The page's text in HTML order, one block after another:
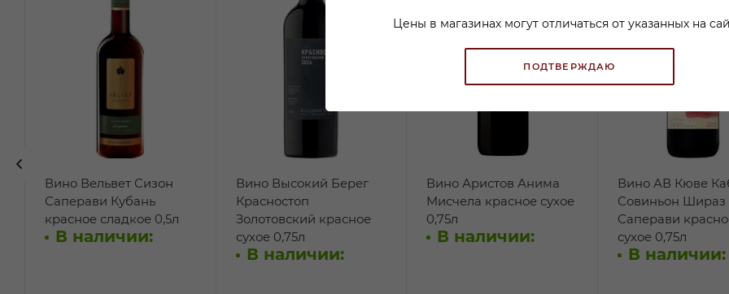
Цены в магазинах могут отличаться от указанных на
ПОДТВЕРЖДАЮ
Вино Вельвет Сизон
Саперави Кубань
красное сладкое 0,5л
В наличии:
Вино Высокий Берег
Красностоп
Золотовский красное
сухое 0,75л
В наличии:
Вино Аристов Анима
Мисчела красное сухое
0,75л
В наличии:
Вино АВ Кюве
Совиньон Шираз
Саперави
сухое 0,75л
В наличии: